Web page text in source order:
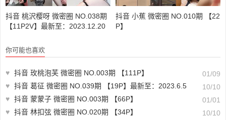
抖音 桃沢樱呀 微密圈 NO.038期
【11P2V】最新至：2023.12.20
抖音 小蕉 微密圈 NO.010期 【22
P】
你可能也喜欢
♥ 抖音 玫桃泡芙 微密圈 NO.003期 【111P】
01/09
♥ 抖音 葛征 微密圈 NO.039期 【19P】最新至：2023.6.5
10/10
♥ 抖音 蒙蒙子 微密圈 NO.003期 【66P】
01/01
♥ 抖音 林扣弦 微密圈 NO.020期 【34P】
10/10